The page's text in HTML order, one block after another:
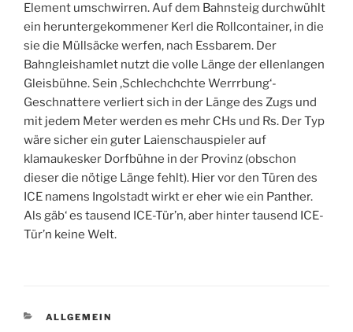
Element umschwirren. Auf dem Bahnsteig durchwühlt
ein heruntergekommener Kerl die Rollcontainer, in die
sie die Müllsäcke werfen, nach Essbarem. Der
Bahngleishamlet nutzt die volle Länge der ellenlangen
Gleisbühne. Sein ‚Schlechchchte Werrrbung‘-
Geschnattere verliert sich in der Länge des Zugs und
mit jedem Meter werden es mehr CHs und Rs. Der Typ
wäre sicher ein guter Laienschauspieler auf
klamaukesker Dorfbühne in der Provinz (obschon
dieser die nötige Länge fehlt). Hier vor den Türen des
ICE namens Ingolstadt wirkt er eher wie ein Panther.
Als gäb‘ es tausend ICE-Tür’n, aber hinter tausend ICE-
Tür’n keine Welt.
KATEGORIEN
ALLGEMEIN